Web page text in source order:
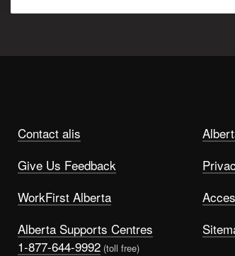
Contact alis
Give Us Feedback
WorkFirst Alberta
Alberta Supports Centres
1-877-644-9992 (toll free)